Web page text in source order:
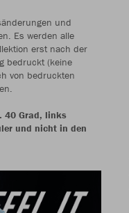
und
Es werden alle
erst nach der
bedruckt (keine
von bedruckten
40 Grad, links
und nicht in den